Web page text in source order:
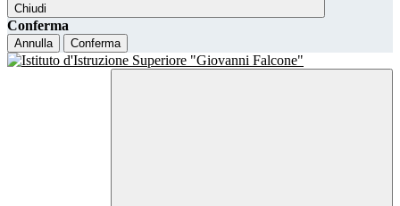
Chiudi
Conferma
Annulla Conferma